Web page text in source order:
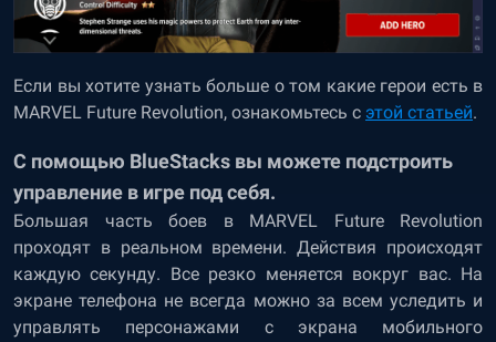
Если вы хотите узнать больше о том какие герои есть в
MARVEL Future Revolution, ознакомьтесь с этой статьей.
С помощью BlueStacks вы можете подстроить
управление в игре под себя.
Большая часть боев в MARVEL Future Revolution
проходят в реальном времени. Действия происходят
каждую секунду. Все резко меняется вокруг вас. На
экране телефона не всегда можно за всем уследить и
управлять персонажами с экрана мобильного